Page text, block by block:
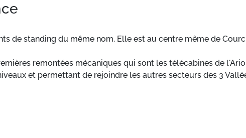
de standing du même nom. Elle est au centre même de
remontées mécaniques qui sont les télécabines de
et permettant de rejoindre les autres secteurs des 3